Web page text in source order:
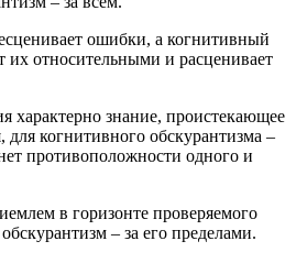
ошибки, а когнитивный
их относительными и расценивает
характерно знание, проистекающее
для когнитивного обскурантизма –
противоположности одного и
в горизонте проверяемого
– за его пределами.